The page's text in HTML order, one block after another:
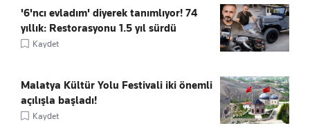
'6'ncı evladım' diyerek tanımlıyor! 74
yıllık: Restorasyonu 1.5 yıl sürdü
Kaydet
Malatya Kültür Yolu Festivali iki önemli
açılışla başladı!
Kaydet